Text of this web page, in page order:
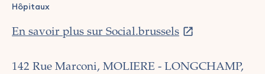
Hôpitaux
En savoir plus sur Social.brussels
142 Rue Marconi, MOLIERE - LONGCHAMP,